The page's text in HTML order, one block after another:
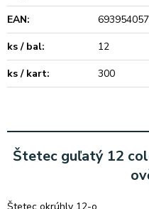
EAN:
ks / bal:
12
ks / kart:
300
Štetec guľatý 12